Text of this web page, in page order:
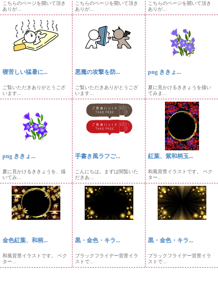
こちらのページを開いて頂き
ありが...
こちらのページを開いて頂き
ありが...
こちらのページを開いて頂き
ありが...
寝苦しい猛暑に...
ご覧いただきありがとうござ
います...
悪魔の攻撃を防...
ご覧いただきありがとうござ
います...
png ききょ...
夏に見かけるききょうを描い
てみま...
png ききょ...
夏に見かけるききょうを、描
いてみ...
手書き風ラフご...
こんにちは。まずは閲覧いた
だきあ...
紅葉、紫和柄玉...
和風背景イラストです。 ベク
ター...
金色紅葉、和柄...
和風背景イラストです。 ベク
ター...
黒・金色・キラ...
ブラックフライデー背景イラ
ストで...
黒・金色・キラ...
ブラックフライデー背景イラ
ストで...